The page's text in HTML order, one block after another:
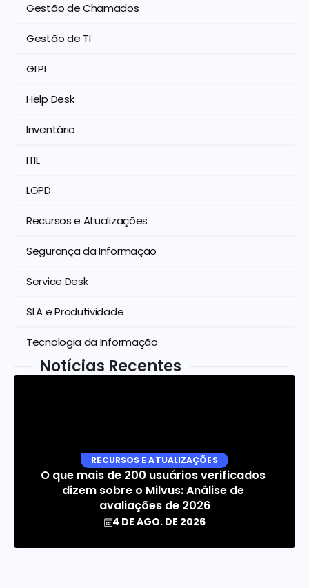
Gestão de Chamados
Gestão de TI
GLPI
Help Desk
Inventário
ITIL
LGPD
Recursos e Atualizações
Segurança da Informação
Service Desk
SLA e Produtividade
Tecnologia da Informação
Notícias Recentes
RECURSOS E ATUALIZAÇÕES
O que mais de 200 usuários verificados
dizem sobre o Milvus: Análise de
avaliações de 2026
4 DE AGO. DE 2026